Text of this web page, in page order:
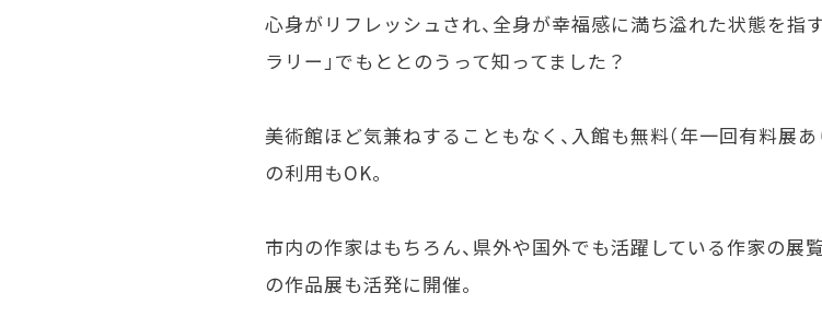
心身がリフレッシュされ、全身が幸福感に満ち溢れた状態を指
ラリー」でもととのうって知ってました？
美術館ほど気兼ねすることもなく、入館も無料（年一回有料展
の利用もOK。
市内の作家はもちろん、県外や国外でも活躍している作家の展
の作品展も活発に開催。